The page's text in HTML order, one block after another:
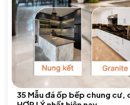
35 Mẫu đá ốp bếp chung cư,